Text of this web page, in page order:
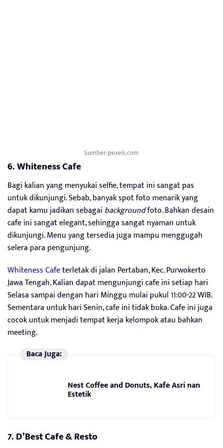
Sumber: pexels.com
6. Whiteness Cafe
Bagi kalian yang menyukai selfie, tempat ini sangat pas
untuk dikunjungi. Sebab, banyak spot foto menarik yang
dapat kamu jadikan sebagai backgroundfoto. Bahkan desain
cafe ini sangat elegant, sehingga sangat nyaman untuk
dikunjungi. Menu yang tersedia juga mampu menggugah
selera para pengunjung.
Whiteness Cafeterletak di jalan Pertaban, Kec. Purwokerto
Jawa Tengah. Kalian dapat mengunjungi cafe ini setiap hari
Selasa sampai dengan hari Minggu mulai pukul 11:00-22 WIB.
Sementara untuk hari Senin, cafe ini tidak buka. Cafe ini juga
cocok untuk menjadi tempat kerja kelompok atau bahkan
meeting.
Baca Juga:
Nest Coffee and Donuts, Kafe Asri nan
Estetik
7. D’Best Cafe & Resto